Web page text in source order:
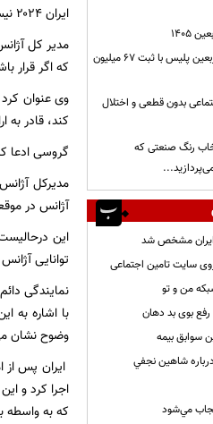
ایران ۲۰۲۴ نیست.
مدیر کل
که اگر قرار
وی عنوان
کند، قادر به
گروسی ادعا
مدیرکل
آژانس در
این
توانایی
نمایندگی
وضوح نشان
که به واسطه برجام
۱۴۰۵
پایان طرح ترافیکی اربعین پلیس با ثبت ۶۷ میلیون
بدون قطعی و اختلال
رنگ صنعتی که
مشخص شد
سایت تامین اجتماعی
من و تو
سوابق بیمه
شاهين نجفي
مي‌شود